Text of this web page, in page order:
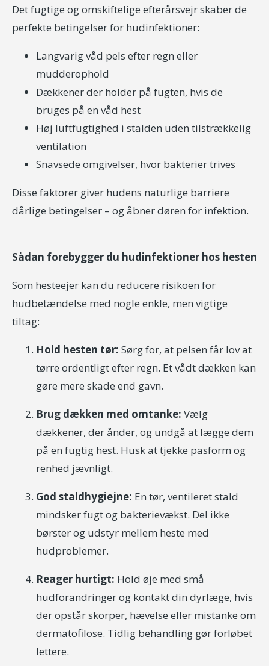
Det fugtige og omskiftelige efterårsvejr skaber de
perfekte betingelser for hudinfektioner:
Langvarig våd pels efter regn eller
mudderophold
Dækkener der holder på fugten, hvis de
bruges på en våd hest
Høj luftfugtighed i stalden uden tilstrækkelig
ventilation
Snavsede omgivelser, hvor bakterier trives
Disse faktorer giver hudens naturlige barriere
dårlige betingelser – og åbner døren for infektion.
Sådan forebygger du hudinfektioner hos hesten
Som hesteejer kan du reducere risikoen for
hudbetændelse med nogle enkle, men vigtige
tiltag:
Hold hesten tør: Sørg for, at pelsen får lov at
tørre ordentligt efter regn. Et vådt dækken kan
gøre mere skade end gavn.
Brug dækken med omtanke: Vælg
dækkener, der ånder, og undgå at lægge dem
på en fugtig hest. Husk at tjekke pasform og
renhed jævnligt.
God staldhygiejne: En tør, ventileret stald
mindsker fugt og bakterievækst. Del ikke
børster og udstyr mellem heste med
hudproblemer.
Reager hurtigt: Hold øje med små
hudforandringer og kontakt din dyrlæge, hvis
der opstår skorper, hævelse eller mistanke om
dermatofilose. Tidlig behandling gør forløbet
lettere.